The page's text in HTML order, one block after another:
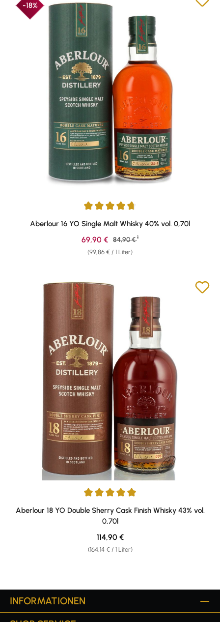
-18%
Durchschnittliche Bewertung von 4.81 von 5 Sternen
Aberlour 16 YO Single Malt Whisky 40% vol. 0,70l
(99,86 € / 1 Liter)
Verkaufspreis:
69,90 € Regulärer Preis:
84,90 € 1
Durchschnittliche Bewertung von 4.97 von 5 Sternen
Aberlour 18 YO Double Sherry Cask Finish Whisky 43% vol.
0,70l
(164,14 € / 1 Liter)
Regulärer Preis:
114,90 €
INFORMATIONEN